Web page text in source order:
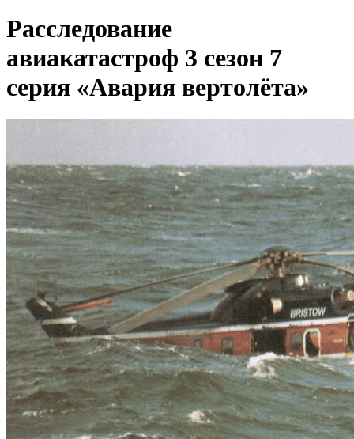
Расследование
авиакатастроф 3 сезон 7
серия «Авария вертолёта»